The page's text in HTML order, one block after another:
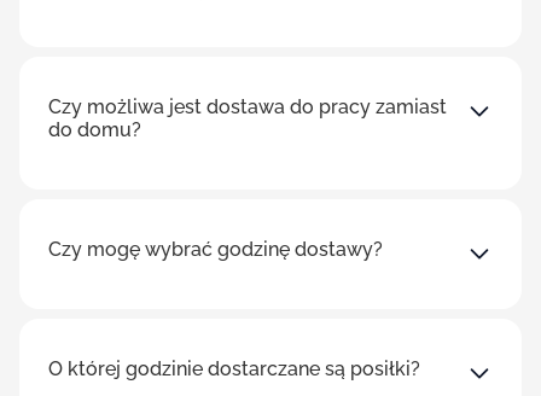
Czy możliwa jest dostawa do pracy zamiast
do domu?
Czy mogę wybrać godzinę dostawy?
O której godzinie dostarczane są posiłki?